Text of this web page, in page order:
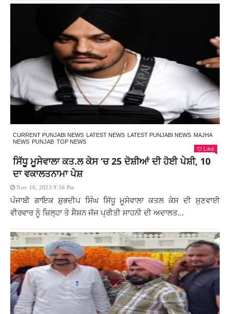
CURRENT PUNJABI NEWS LATEST NEWS LATEST PUNJABI NEWS MAJHA
NEWS PUNJAB TOP NEWS
Like
ਸਿੱਧੂ ਮੂਸੇਵਾਲਾ ਕਤ.ਲ ਕੇਸ ‘ਚ 25 ਦੋਸ਼ੀਆਂ ਦੀ ਹੋਈ ਪੇਸ਼ੀ, 10
ਦਾ ਵਕਾਲਤਨਾਮਾ ਪੇਸ਼
Nov 16, 2023 9:56 Pm
ਪੰਜਾਬੀ ਗਾਇਕ ਸ਼ੁਭਦੀਪ ਸਿੰਘ ਸਿੱਧੂ ਮੂਸੇਵਾਲਾ ਕਤਲ ਕੇਸ ਦੀ ਸੁਣਵਾਈ
ਵੀਰਵਾਰ ਨੂੰ ਜ਼ਿਲ੍ਹਾ ਤੇ ਸੈਸ਼ਨ ਜੱਜ ਪ੍ਰੀਤੀ ਸਾਹਨੀ ਦੀ ਅਦਾਲਤ...